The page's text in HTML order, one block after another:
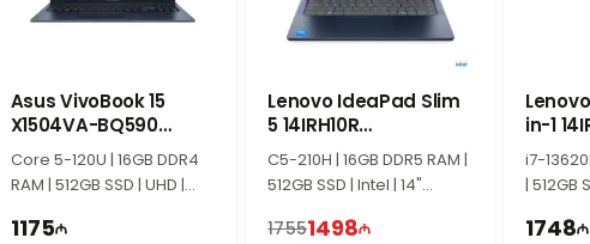
qrafik tapşırıqlar üçün stabil və qənaətcil performans təqdim edir.
görüntü keyfiyyəti təmin edir. Bu ekran xüsusilə ofis işləri,
böyük ekranlı, balanslı noutbuk axtaran istifadəçilər üçün uyğundur.
Asus VivoBook 15
X1504VA-BQ590
90NB13Y1-M00X70
Core 5-120U | 16GB DDR4
RAM | 512GB SSD | UHD |
1175
Lenovo IdeaPad Slim
5 14IRH10R
83J0006MRK
C5-210H | 16GB DDR5 RAM |
512GB SSD | Intel | 14"
17551498
in-1
i7-
| 512GB
1748